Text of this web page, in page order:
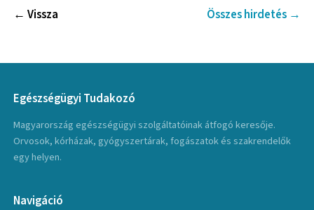
← Vissza Összes hirdetés →
Egészségügyi Tudakozó
Magyarország egészségügyi szolgáltatóinak átfogó keresője.
Orvosok, kórházak, gyógyszertárak, fogászatok és szakrendelők
egy helyen.
Navigáció